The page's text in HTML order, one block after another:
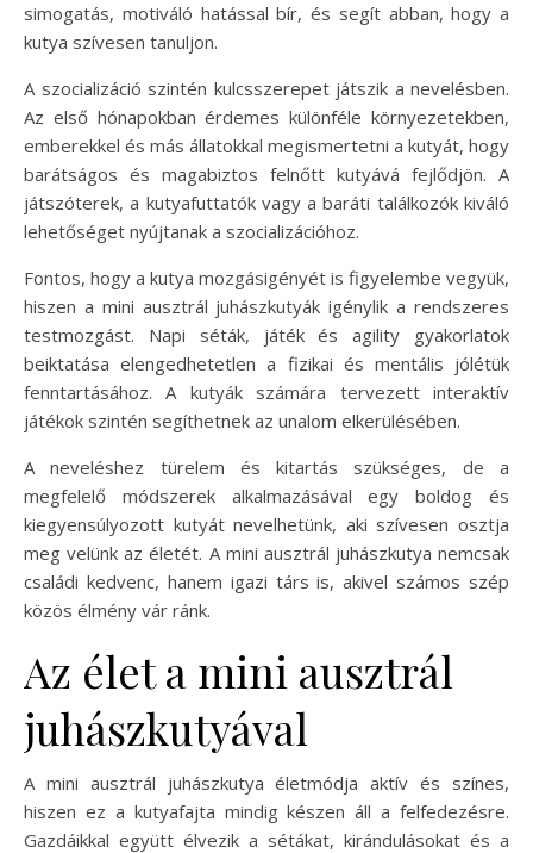
simogatás, motiváló hatással bír, és segít abban, hogy a
kutya szívesen tanuljon.
A szocializáció szintén kulcsszerepet játszik a nevelésben.
Az első hónapokban érdemes különféle környezetekben,
emberekkel és más állatokkal megismertetni a kutyát, hogy
barátságos és magabiztos felnőtt kutyává fejlődjön. A
játszóterek, a kutyafuttatók vagy a baráti találkozók kiváló
lehetőséget nyújtanak a szocializációhoz.
Fontos, hogy a kutya mozgásigényét is figyelembe vegyük,
hiszen a mini ausztrál juhászkutyák igénylik a rendszeres
testmozgást. Napi séták, játék és agility gyakorlatok
beiktatása elengedhetetlen a fizikai és mentális jólétük
fenntartásához. A kutyák számára tervezett interaktív
játékok szintén segíthetnek az unalom elkerülésében.
A neveléshez türelem és kitartás szükséges, de a
megfelelő módszerek alkalmazásával egy boldog és
kiegyensúlyozott kutyát nevelhetünk, aki szívesen osztja
meg velünk az életét. A mini ausztrál juhászkutya nemcsak
családi kedvenc, hanem igazi társ is, akivel számos szép
közös élmény vár ránk.
Az élet a mini ausztrál
juhászkutyával
A mini ausztrál juhászkutya életmódja aktív és színes,
hiszen ez a kutyafajta mindig készen áll a felfedezésre.
Gazdáikkal együtt élvezik a sétákat, kirándulásokat és a